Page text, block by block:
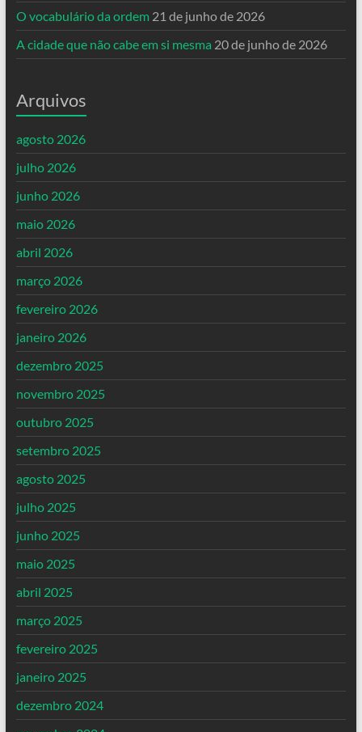
O vocabulário da ordem 21 de junho de 2026
A cidade que não cabe em si mesma 20 de junho de 2026
Arquivos
agosto 2026
julho 2026
junho 2026
maio 2026
abril 2026
março 2026
fevereiro 2026
janeiro 2026
dezembro 2025
novembro 2025
outubro 2025
setembro 2025
agosto 2025
julho 2025
junho 2025
maio 2025
abril 2025
março 2025
fevereiro 2025
janeiro 2025
dezembro 2024